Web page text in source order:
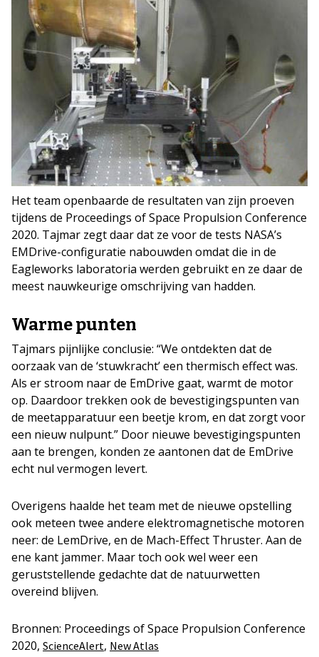
Het team openbaarde de resultaten van zijn proeven
tijdens de Proceedings of Space Propulsion Conference
2020. Tajmar zegt daar dat ze voor de tests NASA’s
EMDrive-configuratie nabouwden omdat die in de
Eagleworks laboratoria werden gebruikt en ze daar de
meest nauwkeurige omschrijving van hadden.
Warme punten
Tajmars pijnlijke conclusie: “We ontdekten dat de
oorzaak van de ‘stuwkracht’ een thermisch effect was.
Als er stroom naar de EmDrive gaat, warmt de motor
op. Daardoor trekken ook de bevestigingspunten van
de meetapparatuur een beetje krom, en dat zorgt voor
een nieuw nulpunt.” Door nieuwe bevestigingspunten
aan te brengen, konden ze aantonen dat de EmDrive
echt nul vermogen levert.
Overigens haalde het team met de nieuwe opstelling
ook meteen twee andere elektromagnetische motoren
neer: de LemDrive, en de Mach-Effect Thruster. Aan de
ene kant jammer. Maar toch ook wel weer een
geruststellende gedachte dat de natuurwetten
overeind blijven.
Bronnen: Proceedings of Space Propulsion Conference
2020, ScienceAlert, New Atlas